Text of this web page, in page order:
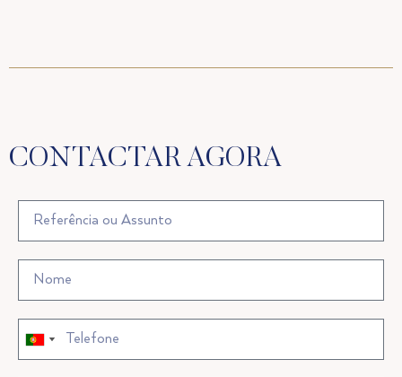
CONTACTAR AGORA
Portugal
Portugal